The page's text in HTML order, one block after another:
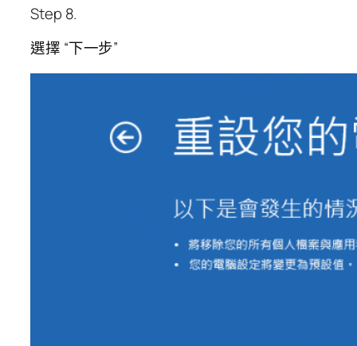
Step 8.
選擇 “下一步”